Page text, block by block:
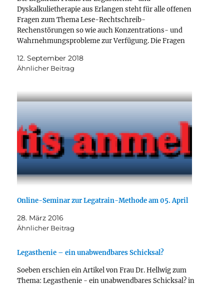
Dyskalkulietherapie aus Erlangen steht für alle offenen
Fragen zum Thema Lese-Rechtschreib-
Rechenstörungen so wie auch Konzentrations- und
Wahrnehmungsprobleme zur Verfügung. Die Fragen
29.09.18 von 11.00 bis 14.00 Uhr telefonisch oder per e-
Mail beantwortet. Schriftliche Fragen dürfen…
12. September 2018
Ähnlicher Beitrag
Online-Seminar zur Legatrain-Methode am 05. April
28. März 2016
Ähnlicher Beitrag
Legasthenie – ein unabwendbares Schicksal?
Soeben erschien ein Artikel von Frau Dr. Hellwig zum
Thema: Legasthenie - ein unabwendbares Schicksal? in